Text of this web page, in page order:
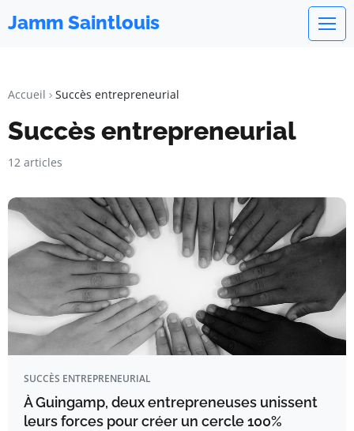
Jamm Saintlouis
Accueil Succès entrepreneurial
Succès entrepreneurial
12 articles
SUCCÈS ENTREPRENEURIAL
À Guingamp, deux entrepreneuses unissent
leurs forces pour créer un cercle 100%